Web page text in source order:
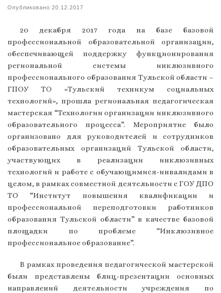
Опубликовано 20.12.2017
20 декабря 2017 года на базе базовой
профессиональной образовательной организации,
обеспечивающей поддержку функционирования
региональной системы инклюзивного
профессионального образования Тульской области –
ГПОУ ТО «Тульский техникум социальных
технологий», прошла региональная педагогическая
мастерская “Технологии организации инклюзивного
образовательного процесса”. Мероприятие было
организовано для руководителей и сотрудников
образовательных организаций Тульской области,
участвующих в реализации инклюзивных
технологий и работе с обучающимися-инвалидами в
целом, в рамках совместной деятельности с ГОУ ДПО
ТО “Институт повышения квалификации и
профессиональной переподготовки работников
образования Тульской области” в качестве базовой
площадки по проблеме “Инклюзивное
профессиональное образование”.
В рамках проведения педагогической мастерской
были представлены блиц-презентации основных
направлений деятельности учреждения по